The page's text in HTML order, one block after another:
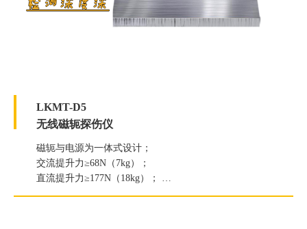
LKMT-D5
无线磁轭探伤仪
磁轭与电源为一体式设计；
交流提升力≥68N（7kg）；
直流提升力≥177N（18kg）；